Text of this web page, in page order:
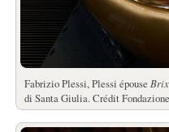
Fabrizio Plessi, Plessi épouse
di Santa Giulia. Crédit